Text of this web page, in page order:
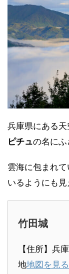
兵庫県にある
ピチュの名にふ
雲海に包まれ
いるようにも見
竹田城
【住所】兵
地地図を見る